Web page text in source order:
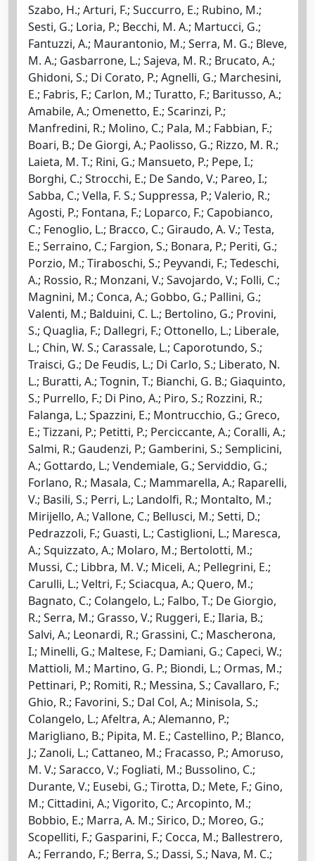
Szabo, H.; Arturi, F.; Succurro, E.; Rubino, M.;
Sesti, G.; Loria, P.; Becchi, M. A.; Martucci, G.;
Fantuzzi, A.; Maurantonio, M.; Serra, M. G.; Bleve,
M. A.; Gasbarrone, L.; Sajeva, M. R.; Brucato, A.;
Ghidoni, S.; Di Corato, P.; Agnelli, G.; Marchesini,
E.; Fabris, F.; Carlon, M.; Turatto, F.; Baritusso, A.;
Amabile, A.; Omenetto, E.; Scarinzi, P.;
Manfredini, R.; Molino, C.; Pala, M.; Fabbian, F.;
Boari, B.; De Giorgi, A.; Paolisso, G.; Rizzo, M. R.;
Laieta, M. T.; Rini, G.; Mansueto, P.; Pepe, I.;
Borghi, C.; Strocchi, E.; De Sando, V.; Pareo, I.;
Sabba, C.; Vella, F. S.; Suppressa, P.; Valerio, R.;
Agosti, P.; Fontana, F.; Loparco, F.; Capobianco,
C.; Fenoglio, L.; Bracco, C.; Giraudo, A. V.; Testa,
E.; Serraino, C.; Fargion, S.; Bonara, P.; Periti, G.;
Porzio, M.; Tiraboschi, S.; Peyvandi, F.; Tedeschi,
A.; Rossio, R.; Monzani, V.; Savojardo, V.; Folli, C.;
Magnini, M.; Conca, A.; Gobbo, G.; Pallini, G.;
Valenti, M.; Balduini, C. L.; Bertolino, G.; Provini,
S.; Quaglia, F.; Dallegri, F.; Ottonello, L.; Liberale,
L.; Chin, W. S.; Carassale, L.; Caporotundo, S.;
Traisci, G.; De Feudis, L.; Di Carlo, S.; Liberato, N.
L.; Buratti, A.; Tognin, T.; Bianchi, G. B.; Giaquinto,
S.; Purrello, F.; Di Pino, A.; Piro, S.; Rozzini, R.;
Falanga, L.; Spazzini, E.; Montrucchio, G.; Greco,
E.; Tizzani, P.; Petitti, P.; Perciccante, A.; Coralli, A.;
Salmi, R.; Gaudenzi, P.; Gamberini, S.; Semplicini,
A.; Gottardo, L.; Vendemiale, G.; Serviddio, G.;
Forlano, R.; Masala, C.; Mammarella, A.; Raparelli,
V.; Basili, S.; Perri, L.; Landolfi, R.; Montalto, M.;
Mirijello, A.; Vallone, C.; Bellusci, M.; Setti, D.;
Pedrazzoli, F.; Guasti, L.; Castiglioni, L.; Maresca,
A.; Squizzato, A.; Molaro, M.; Bertolotti, M.;
Mussi, C.; Libbra, M. V.; Miceli, A.; Pellegrini, E.;
Carulli, L.; Veltri, F.; Sciacqua, A.; Quero, M.;
Bagnato, C.; Colangelo, L.; Falbo, T.; De Giorgio,
R.; Serra, M.; Grasso, V.; Ruggeri, E.; Ilaria, B.;
Salvi, A.; Leonardi, R.; Grassini, C.; Mascherona,
I.; Minelli, G.; Maltese, F.; Damiani, G.; Capeci, W.;
Mattioli, M.; Martino, G. P.; Biondi, L.; Ormas, M.;
Pettinari, P.; Romiti, R.; Messina, S.; Cavallaro, F.;
Ghio, R.; Favorini, S.; Dal Col, A.; Minisola, S.;
Colangelo, L.; Afeltra, A.; Alemanno, P.;
Marigliano, B.; Pipita, M. E.; Castellino, P.; Blanco,
J.; Zanoli, L.; Cattaneo, M.; Fracasso, P.; Amoruso,
M. V.; Saracco, V.; Fogliati, M.; Bussolino, C.;
Durante, V.; Eusebi, G.; Tirotta, D.; Mete, F.; Gino,
M.; Cittadini, A.; Vigorito, C.; Arcopinto, M.;
Bobbio, E.; Marra, A. M.; Sirico, D.; Moreo, G.;
Scopelliti, F.; Gasparini, F.; Cocca, M.; Ballestrero,
A.; Ferrando, F.; Berra, S.; Dassi, S.; Nava, M. C.;